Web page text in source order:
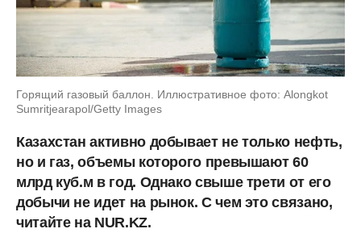
Горящий газовый баллон. Иллюстративное фото: Alongkot
Sumritjearapol/Getty Images
Казахстан активно добывает не только нефть,
но и газ, объемы которого превышают 60
млрд куб.м в год. Однако свыше трети от его
добычи не идет на рынок. С чем это связано,
читайте на NUR.KZ.